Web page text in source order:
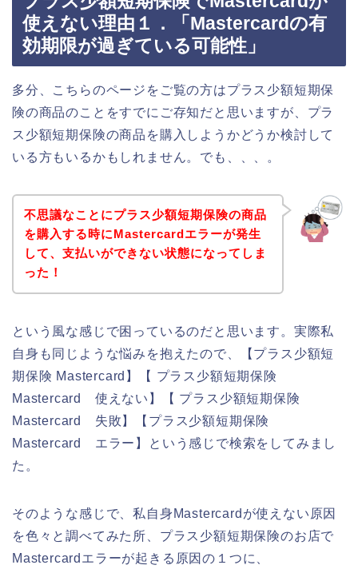
使えない理由１．「Mastercardの有
効期限が過ぎている可能性」
多分、こちらのページをご覧の方はプラス少額短期保
険の商品のことをすでにご存知だと思いますが、プラ
ス少額短期保険の商品を購入しようかどうか検討して
いる方もいるかもしれません。でも、、、。
不思議なことにプラス少額短期保険の商品
を購入する時にMastercardエラーが発生
して、支払いができない状態になってしま
った！
という風な感じで困っているのだと思います。実際私
自身も同じような悩みを抱えたので、【プラス少額短
期保険 Mastercard】【 プラス少額短期保険
Mastercard 使えない】【 プラス少額短期保険
Mastercard 失敗】【プラス少額短期保険
Mastercard エラー】という感じで検索をしてみまし
た。
そのような感じで、私自身Mastercardが使えない原因
を色々と調べてみた所、プラス少額短期保険のお店で
Mastercardエラーが起きる原因の１つに、